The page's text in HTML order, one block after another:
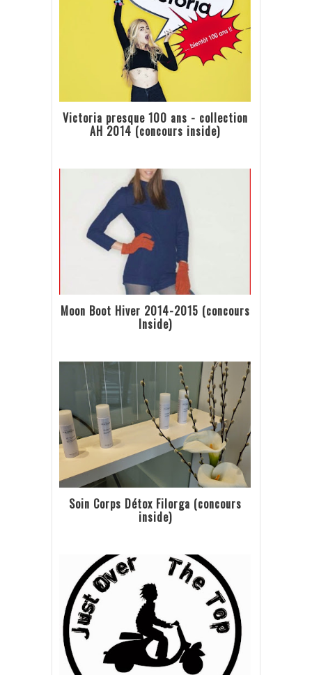
Victoria presque 100 ans - collection
AH 2014 (concours inside)
Moon Boot Hiver 2014-2015 (concours
Inside)
Soin Corps Détox Filorga (concours
inside)